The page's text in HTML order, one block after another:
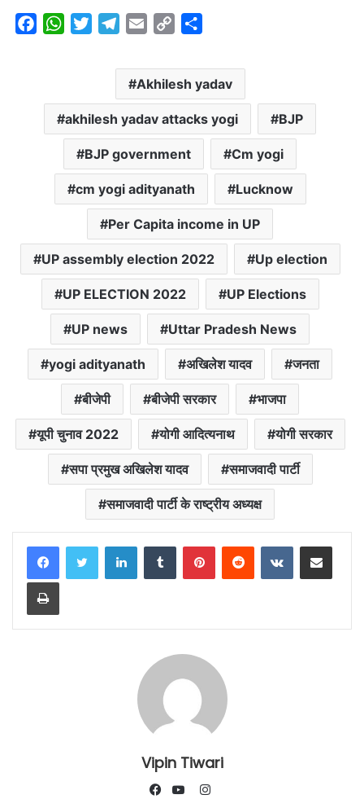
b
W
s
A
p
t
e
r
l
g
r
a
m
a
i
l
p
y
L
i
n
k
a
r
e
Akhilesh yadav
akhilesh yadav attacks yogi BJP
BJP government Cm yogi
cm yogi adityanath Lucknow
Per Capita income in UP
UP assembly election 2022 Up election
UP ELECTION 2022 UP Elections
UP news Uttar Pradesh News
yogi adityanath अखिलेश यादव जनता
बीजेपी बीजेपी सरकार भाजपा
यूपी चुनाव 2022 योगी आदित्यनाथ योगी सरकार
सपा प्रमुख अखिलेश यादव समाजवादी पार्टी
समाजवादी पार्टी के राष्ट्रीय अध्यक्ष
LinkedInTumblr PinterestReddit VKontakteShare via Email
Print
Vipin Tiwari
Instagram